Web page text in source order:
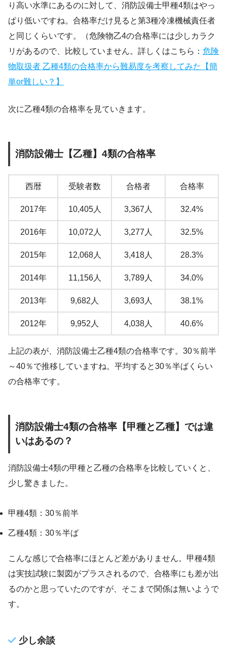
り高い水準にあるのに対して、消防設備士甲種4類はやっ
ぱり低いですね。合格率だけ見ると第3種冷凍機械責任者
と同じくらいです。（危険物乙4の合格率には少しカラク
リがあるので、比較していません。詳しくはこちら： 危険
物取扱者 乙種4類の合格率から難易度を考察してみた【簡
単or難しい？】
次に乙種4類の合格率を見ていきます。
消防設備士【乙種】4類の合格率
西暦 受験者数 合格者 合格率
2017年 10,405人 3,367人 32.4%
2016年 10,072人 3,277人 32.5%
2015年 12,068人 3,418人 28.3%
2014年 11,156人 3,789人 34.0%
2013年 9,682人 3,693人 38.1%
2012年 9,952人 4,038人 40.6%
上記の表が、消防設備士乙種4類の合格率です。30％前半
～40％で推移していますね。平均すると30％半ばくらい
の合格率です。
消防設備士4類の合格率【甲種と乙種】では違
いはあるの？
消防設備士4類の甲種と乙種の合格率を比較していくと、
少し驚きました。
甲種4類：30％前半
乙種4類：30％半ば
こんな感じで合格率にほとんど差がありません。甲種4類
は実技試験に製図がプラスされるので、合格率にも差が出
るのかと思っていたのですが、そこまで関係は無いようで
す。
少し余談